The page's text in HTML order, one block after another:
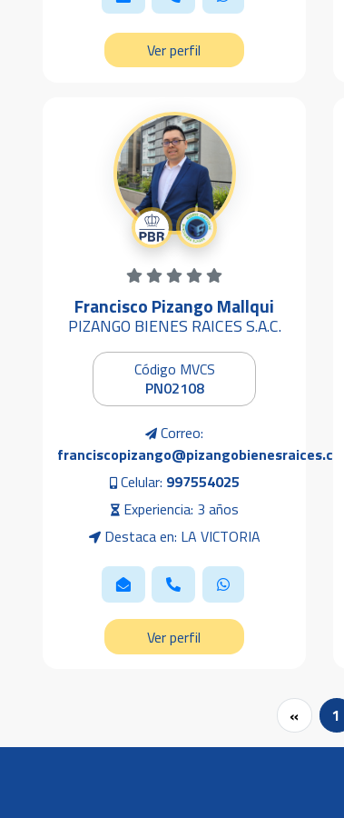
Ver perfil
Francisco Pizango Mallqui
PIZANGO BIENES RAICES S.A.C.
Código MVCS
PN02108
Correo:
franciscopizango@pizangobienesraices.com
Celular: 997554025
Experiencia: 3 años
Destaca en: LA VICTORIA
Ver perfil
« 1